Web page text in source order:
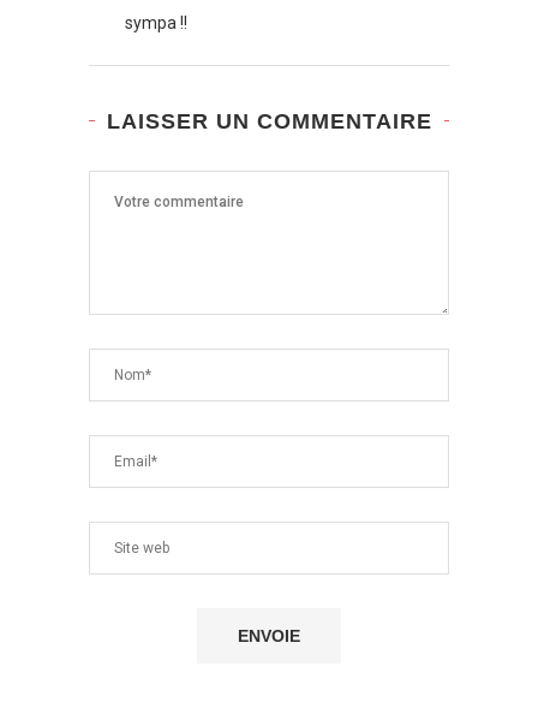
sympa !!
LAISSER UN COMMENTAIRE